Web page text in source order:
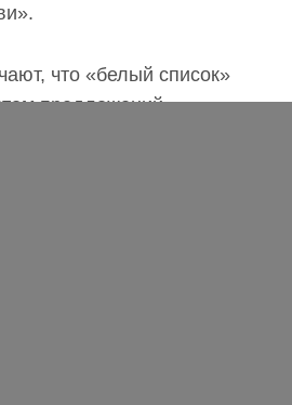
что «белый список»
предложений